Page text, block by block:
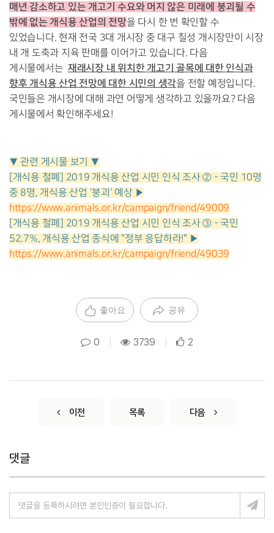
매년 감소하고 있는 개고기 수요와 머지 않은 미래에 붕괴될 수
밖에 없는 개식용 산업의 전망을 다시 한 번 확인할 수
있었습니다. 현재 전국 3대 개시장 중 대구 칠성 개시장만이 시장
내 개 도축과 지육 판매를 이어가고 있습니다. 다음
게시물에서는 재래시장 내 위치한 개고기 골목에 대한 인식과
향후 개식용 산업 전망에 대한 시민의 생각을 전할 예정입니다.
국민들은 개시장에 대해 과연 어떻게 생각하고 있을까요? 다음
게시물에서 확인해주세요!
▼ 관련 게시물 보기 ▼
[개식용 철폐] 2019 개식용 산업 시민 인식 조사 ② - 국민 10명
중 8명, 개식용 산업 '붕괴' 예상 ▶
https://www.animals.or.kr/campaign/friend/49009
[개식용 철폐] 2019 개식용 산업 시민 인식 조사 ③ - 국민
52.7%, 개식용 산업 종식에 "정부 응답하라!" ▶
https://www.animals.or.kr/campaign/friend/49039
좋아요 공유
0 3739 2
이전 목록 다음
댓글